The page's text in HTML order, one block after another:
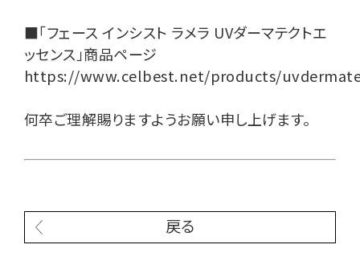
■「フェース インシスト ラメラ UVダーマテクトエ
ッセンス」商品ページ
https://www.celbest.net/products/
何卒ご理解賜りますようお願い申し上げます。
戻る